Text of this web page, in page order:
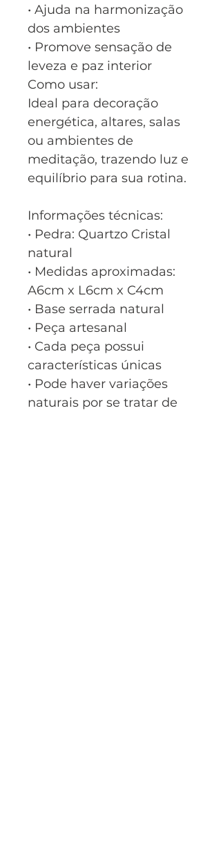
• Ajuda na harmonização
dos ambientes
• Promove sensação de
leveza e paz interior
Como usar:
Ideal para decoração
energética, altares, salas
ou ambientes de
meditação, trazendo luz e
equilíbrio para sua rotina.
Informações técnicas:
• Pedra: Quartzo Cristal
natural
• Medidas aproximadas:
A6cm x L6cm x C4cm
• Base serrada natural
• Peça artesanal
• Cada peça possui
características únicas
• Pode haver variações
naturais por se tratar de